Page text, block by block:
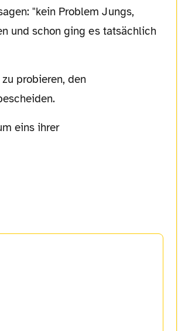
"kein Problem Jungs,
und schon ging es tatsächlich